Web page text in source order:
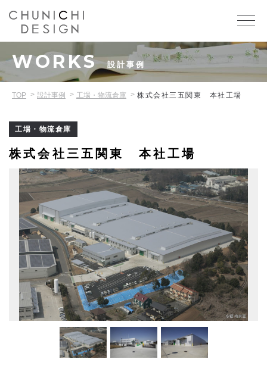
WORKS 設計事例
TOP 設計事例 工場・物流倉庫 株式会社三五関東 本社工場
工場・物流倉庫
株式会社三五関東 本社工場